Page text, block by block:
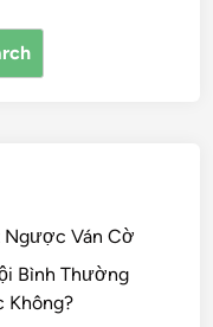
Ngược Ván Cờ
Bình Thường
Không?